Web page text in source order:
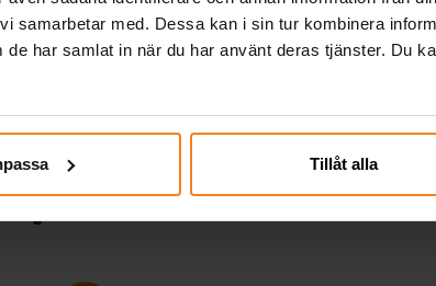
samarbetar med. Dessa kan i sin tur kombinera
har samlat in när du har använt deras tjänster. Du
Tillåt alla
KÖP
även